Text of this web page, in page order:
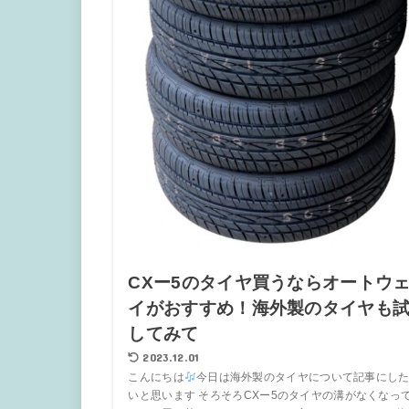
CXー5のタイヤ買うならオートウェ
イがおすすめ！海外製のタイヤも試
してみて
2023.12.01
こんにちは
今日は海外製のタイヤについて記事にした
いと思います そろそろCXー5のタイヤの溝がなくなっ